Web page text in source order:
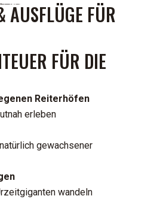
AUSFLÜGE FÜR
FÜR DIE K
Reiterhöfen
erleben
gewachsener
wandeln